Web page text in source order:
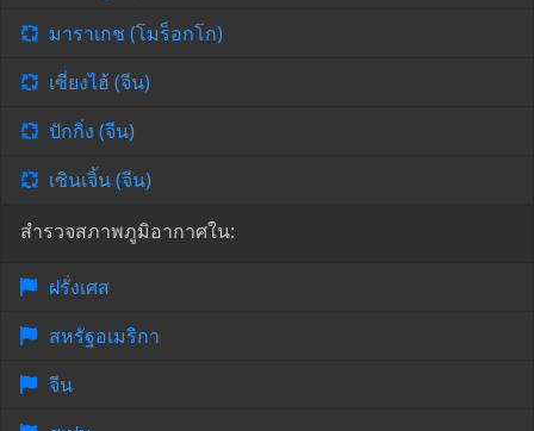
มาราเกช (โมร็อกโก)
เซี่ยงไฮ้ (จีน)
ปักกิ่ง (จีน)
เซินเจิ้น (จีน)
สำรวจสภาพภูมิอากาศใน:
ฝรั่งเศส
สหรัฐอเมริกา
จีน